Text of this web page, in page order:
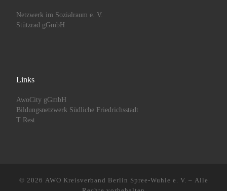
Netzwerk im Sozialraum e. V.
Stützrad gGmbH
Links
AwoCity gGmbH
Bildungsnetzwerk Südliche Friedrichsstadt
T Rest
© 2026 AWO Kreisverband Berlin Spree-Wuhle e. V. – Alle